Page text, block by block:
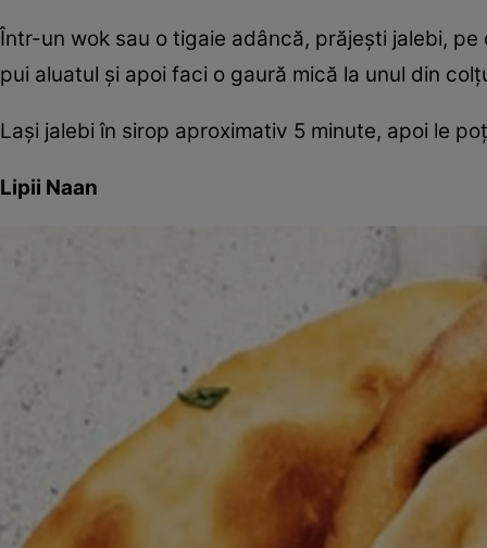
Într-un wok sau o tigaie adâncă, prăjești jalebi,
pui aluatul și apoi faci o gaură mică la unul din
Lași jalebi în sirop aproximativ 5 minute, apoi le
Lipii Naan